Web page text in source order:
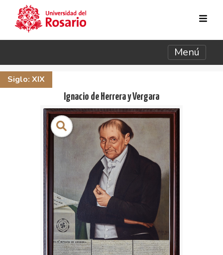
Menú
Siglo: XIX
Ignacio de Herrera y Vergara